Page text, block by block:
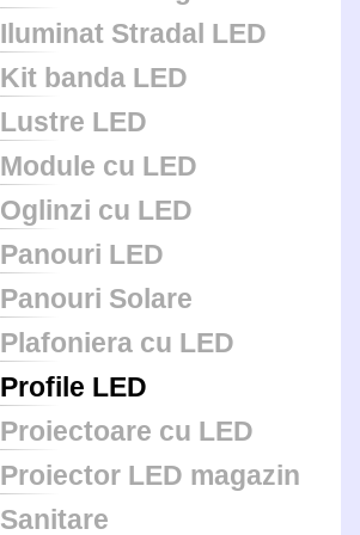
Iluminat Stradal LED
Kit banda LED
Lustre LED
Module cu LED
Oglinzi cu LED
Panouri LED
Panouri Solare
Plafoniera cu LED
Profile LED
Proiectoare cu LED
Proiector LED magazin
Sanitare